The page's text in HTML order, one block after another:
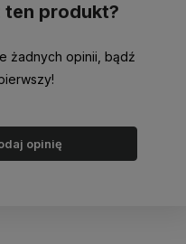
ten produkt?
żadnych opinii, bądź
opinię